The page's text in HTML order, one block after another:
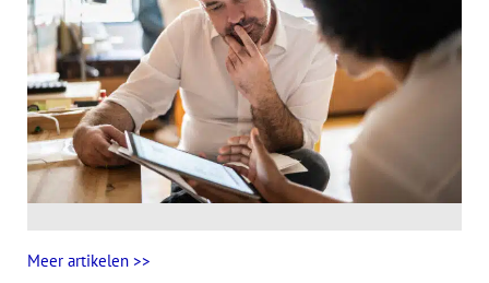
Meer artikelen >>